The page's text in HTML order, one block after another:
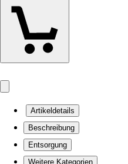
Artikeldetails
Beschreibung
Entsorgung
Weitere Kategorien